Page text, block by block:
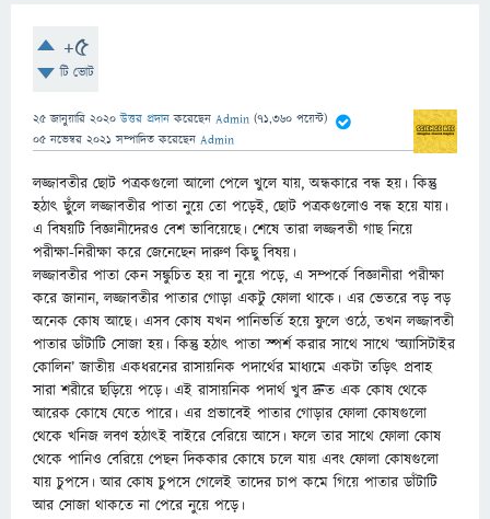
+5
টি ভোট
25 জানুয়ারি 2020 উত্তর প্রদান করেছেন Admin (71,360 পয়েন্ট)
05 নভেম্বর 2021 সম্পাদিত করেছেন Admin
লজ্জাবতীর ছোট পত্রকগুলো আলো পেলে খুলে যায়, অন্ধকারে বন্ধ হয়। কিন্তু
হঠাৎ ছুঁলে লজ্জাবতীর পাতা নুয়ে তো পড়েই, ছোট পত্রকগুলোও বন্ধ হয়ে যায়।
এ বিষয়টি বিজ্ঞানীদেরও বেশ ভাবিয়েছে। শেষে তারা লজ্জবতী গাছ নিয়ে
পরীক্ষা-নিরীক্ষা করে জেনেছেন দারুণ কিছু বিষয়।
লজ্জাবতীর পাতা কেন সঙ্কুচিত হয় বা নুয়ে পড়ে, এ সম্পর্কে বিজ্ঞানীরা পরীক্ষা
করে জানান, লজ্জাবতীর পাতার গোড়া একটু ফোলা থাকে। এর ভেতরে বড় বড়
অনেক কোষ আছে। এসব কোষ যখন পানিভর্তি হয়ে ফুলে ওঠে, তখন লজ্জাবতী
পাতার ডাঁটাটি সোজা হয়। কিন্তু হঠাৎ পাতা স্পর্শ করার সাথে সাথে ‘অ্যাসিটাইর
কোলিন’ জাতীয় একধরনের রাসায়নিক পদার্থের মাধ্যমে একটা তড়িৎ প্রবাহ
সারা শরীরে ছড়িয়ে পড়ে। এই রাসায়নিক পদার্থ খুব দ্রুত এক কোষ থেকে
আরেক কোষে যেতে পারে। এর প্রভাবেই পাতার গোড়ার ফোলা কোষগুলো
থেকে খনিজ লবণ হঠাৎই বাইরে বেরিয়ে আসে। ফলে তার সাথে ফোলা কোষ
থেকে পানিও বেরিয়ে পেছন দিককার কোষে চলে যায় এবং ফোলা কোষগুলো
যায় চুপসে। আর কোষ চুপসে গেলেই তাদের চাপ কমে গিয়ে পাতার ডাঁটাটি
আর সোজা থাকতে না পেরে নুয়ে পড়ে।